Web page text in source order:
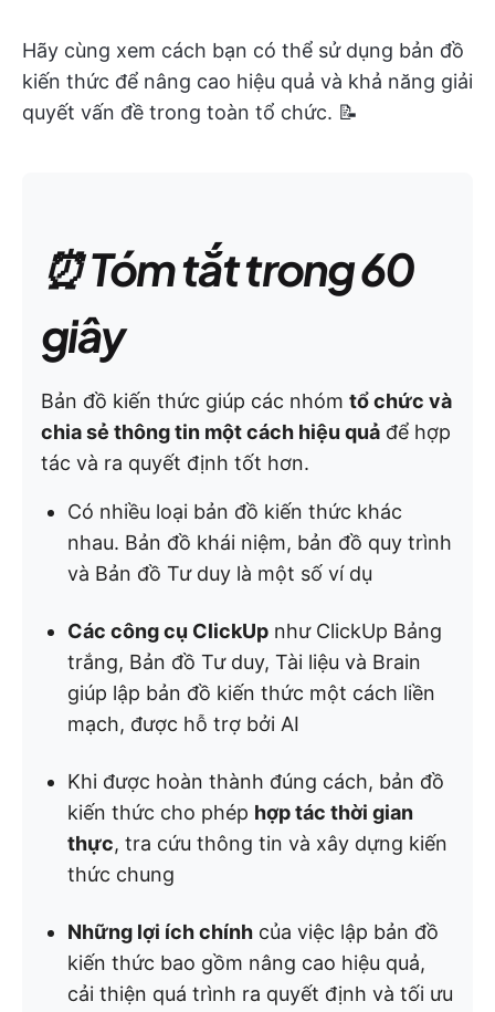
Hãy cùng xem cách bạn có thể sử dụng bản đồ
kiến thức để nâng cao hiệu quả và khả năng giải
quyết vấn đề trong toàn tổ chức. 📝
⏰ Tóm tắt trong 60
giây
Bản đồ kiến thức giúp các nhóm tổ chức và
chia sẻ thông tin một cách hiệu quả để hợp
tác và ra quyết định tốt hơn.
Có nhiều loại bản đồ kiến thức khác
nhau. Bản đồ khái niệm, bản đồ quy trình
và Bản đồ Tư duy là một số ví dụ
Các công cụ ClickUp như ClickUp Bảng
trắng, Bản đồ Tư duy, Tài liệu và Brain
giúp lập bản đồ kiến thức một cách liền
mạch, được hỗ trợ bởi AI
Khi được hoàn thành đúng cách, bản đồ
kiến thức cho phép hợp tác thời gian
thực, tra cứu thông tin và xây dựng kiến
thức chung
Những lợi ích chính của việc lập bản đồ
kiến thức bao gồm nâng cao hiệu quả,
cải thiện quá trình ra quyết định và tối ưu